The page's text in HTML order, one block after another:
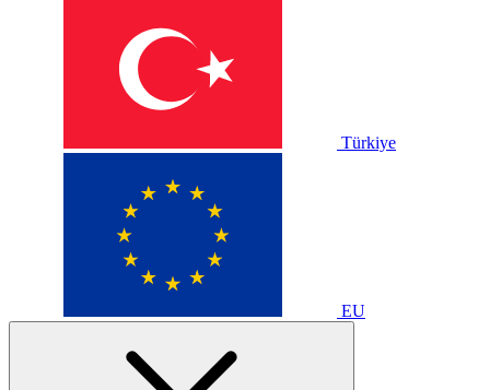
Türkiye
EU